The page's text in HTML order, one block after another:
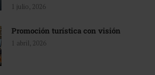
1 julio, 2026
Promoción turística con visión
1 abril, 2026